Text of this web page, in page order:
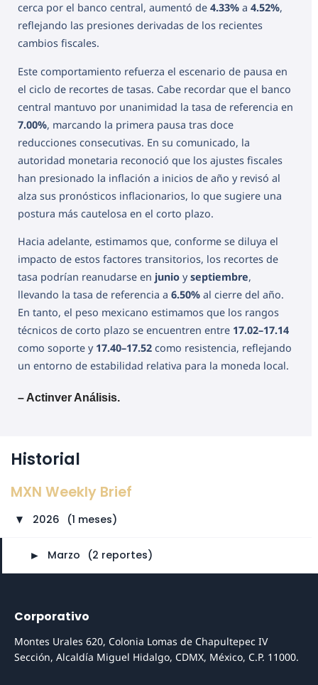
cerca por el banco central, aumentó de 4.33% a 4.52%,
reflejando las presiones derivadas de los recientes
cambios fiscales.
Este comportamiento refuerza el escenario de pausa en
el ciclo de recortes de tasas. Cabe recordar que el banco
central mantuvo por unanimidad la tasa de referencia en
7.00%, marcando la primera pausa tras doce
reducciones consecutivas. En su comunicado, la
autoridad monetaria reconoció que los ajustes fiscales
han presionado la inflación a inicios de año y revisó al
alza sus pronósticos inflacionarios, lo que sugiere una
postura más cautelosa en el corto plazo.
Hacia adelante, estimamos que, conforme se diluya el
impacto de estos factores transitorios, los recortes de
tasa podrían reanudarse en junio yseptiembre,
llevando la tasa de referencia a 6.50% al cierre del año.
En tanto, el peso mexicano estimamos que los rangos
técnicos de corto plazo se encuentren entre 17.02–17.14
como soporte y 17.40–17.52 como resistencia, reflejando
un entorno de estabilidad relativa para la moneda local.
– Actinver Análisis.
Historial
MXN Weekly Brief
► 2026 (1 meses)
► Marzo (2 reportes)
Corporativo
Montes Urales 620, Colonia Lomas de Chapultepec IV
Sección, Alcaldía Miguel Hidalgo, CDMX, México, C.P. 11000.